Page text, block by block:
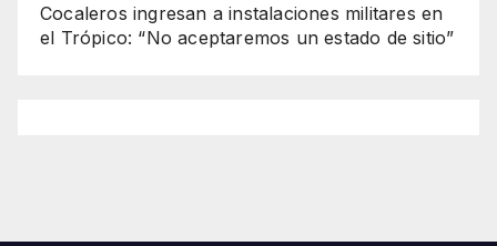
Cocaleros ingresan a instalaciones militares en
el Trópico: “No aceptaremos un estado de sitio”